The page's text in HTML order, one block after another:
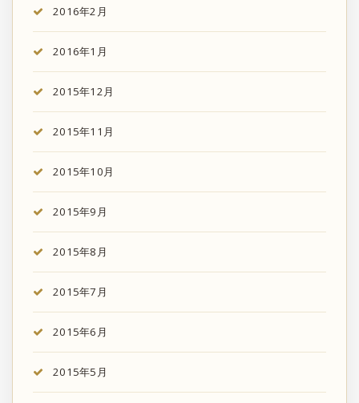
2016年2月
2016年1月
2015年12月
2015年11月
2015年10月
2015年9月
2015年8月
2015年7月
2015年6月
2015年5月